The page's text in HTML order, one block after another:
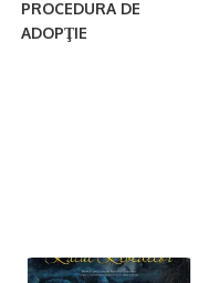
PROCEDURA DE
ADOPŢIE